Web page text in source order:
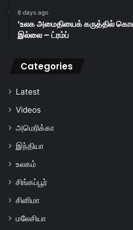
6 days ago
‘உலக அமைதியைக் கருத்தில்
இல்லை – ட்ரம்ப்
Categories
Latest
Videos
அமெரிக்கா
இந்தியா
உலகம்
சிங்கப்பூர்
சினிமா
மலேசியா